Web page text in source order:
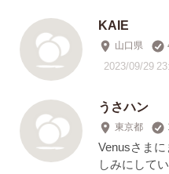
KAIE
山口県
2023/09/29
うさハン
東京都
Venusさま
しみにしてい